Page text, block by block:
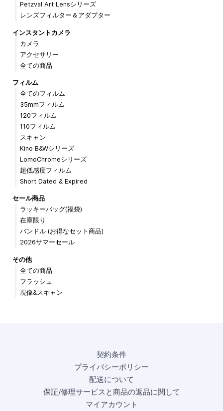
Petzval Art Lensシリーズ
レンズフィルター＆アダプター
インスタントカメラ
カメラ
アクセサリー
全ての商品
フィルム
全てのフィルム
35mmフィルム
120フィルム
110フィルム
スキャン
Kino B&Wシリーズ
LomoChromeシリーズ
超低感度フィルム
Short Dated & Expired
セール商品
ラッキーバッグ(福袋)
在庫限り
バンドル (お得なセット商品)
2026サマーセール
その他
全ての商品
フラッシュ
現像&スキャン
契約条件
プライバシーポリシー
配送について
保証/修理サービスと商品の返品に関して
マイアカウント